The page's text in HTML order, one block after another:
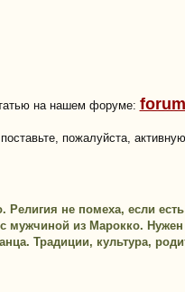
на нашем форуме:
пожалуйста,
Религия не помеха, если есть
мужчиной из Марокко. Нужен
Традиции, культура,